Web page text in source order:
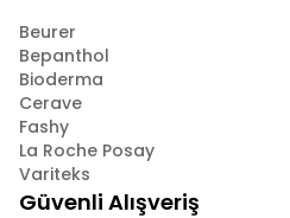
Beurer
Bepanthol
Bioderma
Cerave
Fashy
La Roche Posay
Variteks
Güvenli Alışveriş